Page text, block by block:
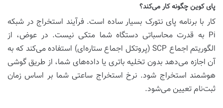
پای کوین چگونه کار می‌کند؟
کار با برنامه پای نتورک بسیار ساده است. فرآیند استخراج در شبکه
Pi به قدرت محاسباتی دستگاه شما متکی نیست. در عوض، از
الگوریتم اجماع SCP (پروتکل اجماع ستاره‌ای) استفاده می‌کند که به
آن اجازه می‌دهد بدون تخلیه باتری یا داده‌های شما، از طریق گوشی
هوشمند استخراج شود. نرخ استخراج ساعتی شما بر اساس زمان
ثبت‌نام تعیین می‌شود.